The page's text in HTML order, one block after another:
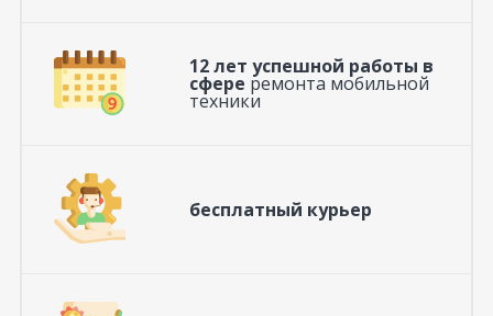
12 лет успешной работы в
сфере ремонта мобильной
техники
бесплатный курьер